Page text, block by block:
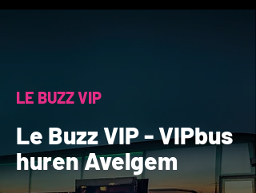
LE BUZZ VIP
Le Buzz VIP - VIPbus
huren Avelgem